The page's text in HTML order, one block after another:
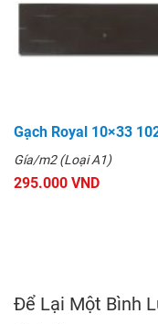
Gạch Royal 10×33
Gía/m2 (Loại A1)
295.000 VND
Để Lại Một Bình